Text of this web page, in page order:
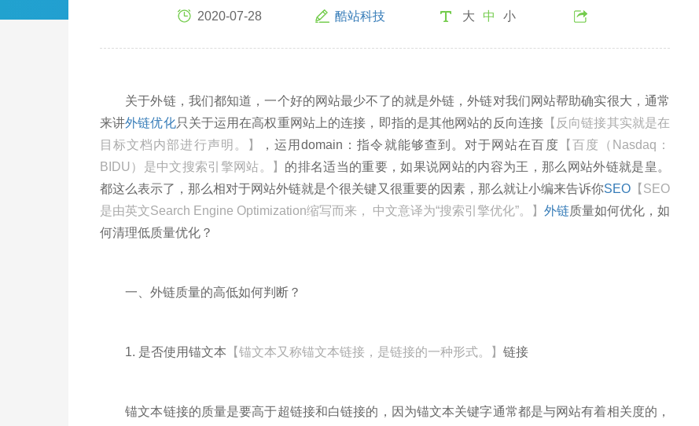
2020-07-28 酷站科技 大 中 小
关于外链，我们都知道，一个好的网站最少不了的就是外链，外链对我们网站帮助确实很大，通常
来讲外链优化只关于运用在高权重网站上的连接，即指的是其他网站的反向连接 【反向链接其实就是在
目标文档内部进行声明。】
，运用domain：指令就能够查到。对于网站在百度 【百度（Nasdaq：
BIDU）是中文搜索引擎网站。】 的排名适当的重要，如果说网站的内容为王，那么网站外链就是皇。
都这么表示了，那么相对于网站外链就是个很关键又很重要的因素，那么就让小编来告诉你SEO【SEO
是由英文Search Engine Optimization缩写而来， 中文意译为“搜索引擎优化”。】 外链质量如何优化，如
何清理低质量优化？
一、外链质量的高低如何判断？
1. 是否使用锚文本 【锚文本又称锚文本链接，是链接的一种形式。】 链接
锚文本链接的质量是要高于超链接和白链接的，因为锚文本关键字通常都是与网站有着相关度的，